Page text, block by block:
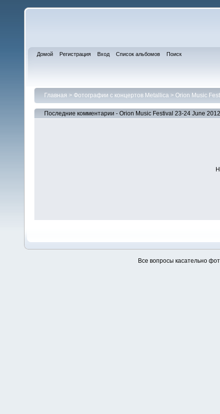
Домой Регистрация Вход Список альбомов Поиск
Главная > Фотографии с концертов Metallica > Orion Music
Последние комментарии - Orion Music Festival 23-24 June 2012
Все вопросы касательно